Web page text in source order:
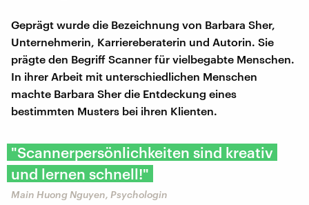
Geprägt wurde die Bezeichnung von Barbara Sher,
Unternehmerin, Karriereberaterin und Autorin. Sie
prägte den Begriff Scanner für vielbegabte Menschen.
In ihrer Arbeit mit unterschiedlichen Menschen
machte Barbara Sher die Entdeckung eines
bestimmten Musters bei ihren Klienten.
"Scannerpersönlichkeiten sind kreativ
und lernen schnell!"
Main Huong Nguyen, Psychologin